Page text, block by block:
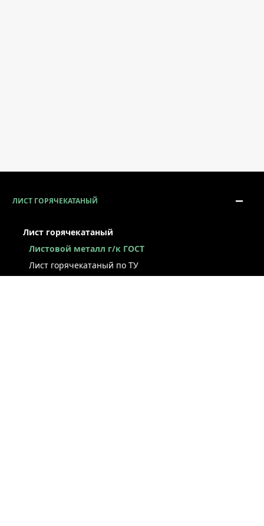
ЛИСТ ГОРЯЧЕКАТАНЫЙ
Лист горячекатаный
Листовой металл г/к ГОСТ
Лист горячекатаный по ТУ